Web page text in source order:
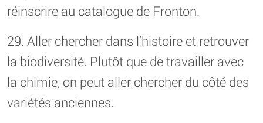
réinscrire au catalogue de Fronton.
29. Aller chercher dans l’histoire et retrouver
la biodiversité. Plutôt que de travailler avec
la chimie, on peut aller chercher du côté des
variétés anciennes.